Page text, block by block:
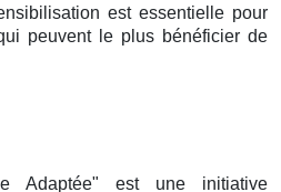
est essentielle pour
peuvent le plus bénéficier de
Adaptée" est une initiative